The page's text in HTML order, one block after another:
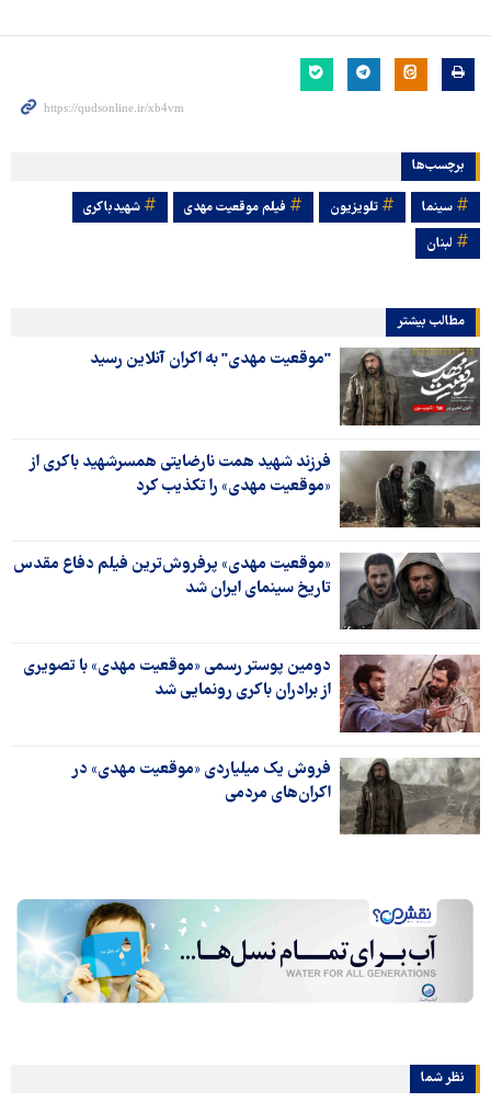
برچسب‌ها
سینما تلویزیون فیلم موقعیت مهدی
شهیدباکری
لبنان
مطالب بیشتر
"موقعیت مهدی" به اکران آنلاین رسید
فرزند شهید همت نارضایتی همسرشهید باکری از
«موقعیت مهدی» را تکذیب کرد
«موقعیت مهدی» پرفروش‌ترین فیلم دفاع مقدس
تاریخ سینمای ایران شد
دومین پوستر رسمی «موقعیت مهدی» با تصویری
از برادران باکری رونمایی شد
فروش یک میلیاردی «موقعیت مهدی» در
اکران‌های مردمی
نظر شما